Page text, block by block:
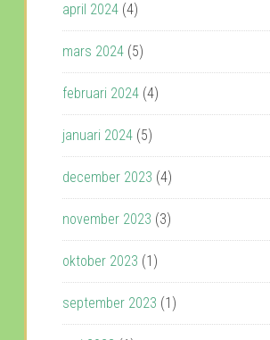
april 2024 (4)
mars 2024 (5)
februari 2024 (4)
januari 2024 (5)
december 2023 (4)
november 2023 (3)
oktober 2023 (1)
september 2023 (1)